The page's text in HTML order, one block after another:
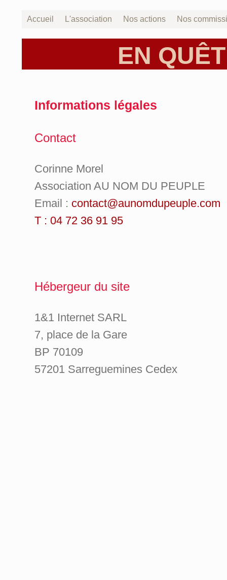
Accueil L'association Nos actions Nos
EN
Informations légales
Contact
Corinne Morel
Association AU NOM DU PEUPLE
Email : contact@aunomdupeuple.com
T : 04 72 36 91 95
Hébergeur du site
1&1 Internet SARL
7, place de la Gare
BP 70109
57201 Sarreguemines Cedex